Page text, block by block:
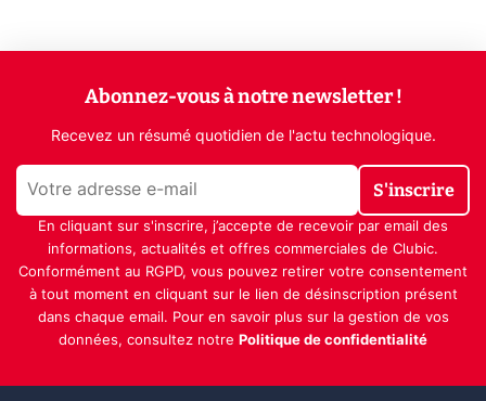
Abonnez-vous à notre newsletter !
Recevez un résumé quotidien de l'actu technologique.
S'inscrire
En cliquant sur s'inscrire, j’accepte de recevoir par email des
informations, actualités et offres commerciales de Clubic.
Conformément au RGPD, vous pouvez retirer votre consentement
à tout moment en cliquant sur le lien de désinscription présent
dans chaque email. Pour en savoir plus sur la gestion de vos
données, consultez notre Politique de confidentialité